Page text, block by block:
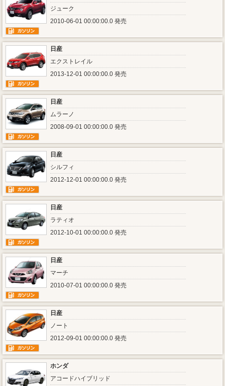
ジューク
2010-06-01 00:00:00.0 発売
日産
エクストレイル
2013-12-01 00:00:00.0 発売
日産
ムラーノ
2008-09-01 00:00:00.0 発売
日産
シルフィ
2012-12-01 00:00:00.0 発売
日産
ラティオ
2012-10-01 00:00:00.0 発売
日産
マーチ
2010-07-01 00:00:00.0 発売
日産
ノート
2012-09-01 00:00:00.0 発売
ホンダ
アコードハイブリッド